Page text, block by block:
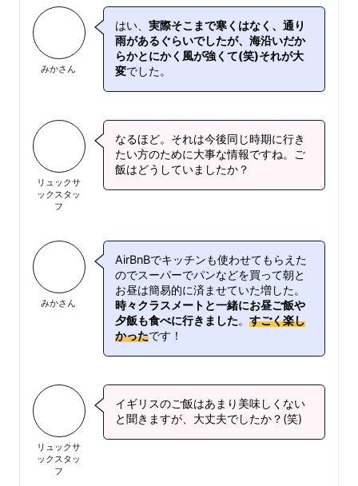
みかさん
はい、実際そこまで寒くはなく、通り
雨があるぐらいでしたが、海沿いだか
らかとにかく風が強くて(笑)それが大
変でした。
リュックサ
ックスタッ
フ
なるほど。それは今後同じ時期に行き
たい方のために大事な情報ですね。ご
飯はどうしていましたか？
みかさん
AirBnBでキッチンも使わせてもらえた
のでスーパーでパンなどを買って朝と
お昼は簡易的に済ませていた増した。
時々クラスメートと一緒にお昼ご飯や
夕飯も食べに行きました。すごく楽し
かったです！
リュックサ
ックスタッ
フ
イギリスのご飯はあまり美味しくない
と聞きますが、大丈夫でしたか？(笑)